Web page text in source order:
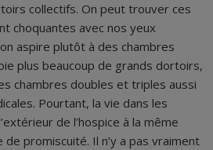
collectifs. On peut trouver ces
choquantes avec nos yeux
aspire plutôt à des chambres
plus beaucoup de grands dortoirs,
chambres doubles et triples aussi
Pourtant, la vie dans les
de l’hospice à la même
promiscuité. Il n’y a pas vraiment